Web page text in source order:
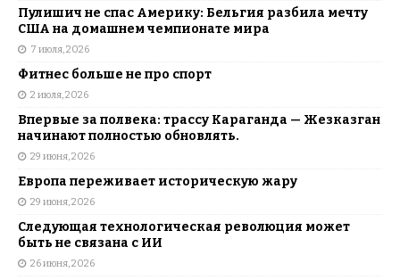
Пулишич не спас Америку: Бельгия разбила мечту
США на домашнем чемпионате мира
7 июля, 2026
Фитнес больше не про спорт
2 июля, 2026
Впервые за полвека: трассу Караганда — Жезказган
начинают полностью обновлять.
29 июня, 2026
Европа переживает историческую жару
29 июня, 2026
Следующая технологическая революция может
быть не связана с ИИ
26 июня, 2026